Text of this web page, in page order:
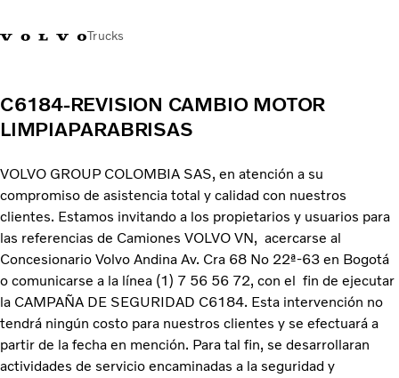
Trucks
C6184-REVISION CAMBIO MOTOR
LIMPIAPARABRISAS
VOLVO GROUP COLOMBIA SAS, en atención a su
compromiso de asistencia total y calidad con nuestros
clientes. Estamos invitando a los propietarios y usuarios para
las referencias de Camiones VOLVO VN, acercarse al
Concesionario Volvo Andina Av. Cra 68 No 22ª-63 en Bogotá
o comunicarse a la línea (1) 7 56 56 72, con el fin de ejecutar
la CAMPAÑA DE SEGURIDAD C6184. Esta intervención no
tendrá ningún costo para nuestros clientes y se efectuará a
partir de la fecha en mención. Para tal fin, se desarrollaran
actividades de servicio encaminadas a la seguridad y